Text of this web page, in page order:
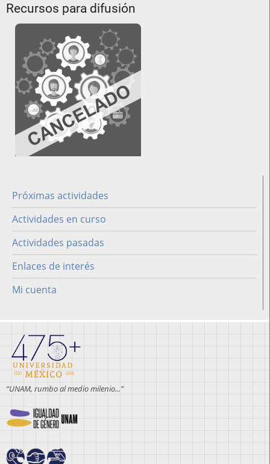
Recursos para difusión
Difusión
Próximas actividades
Actividades en curso
Actividades pasadas
Enlaces de interés
Mi cuenta
“UNAM, rumbo al medio milenio...”